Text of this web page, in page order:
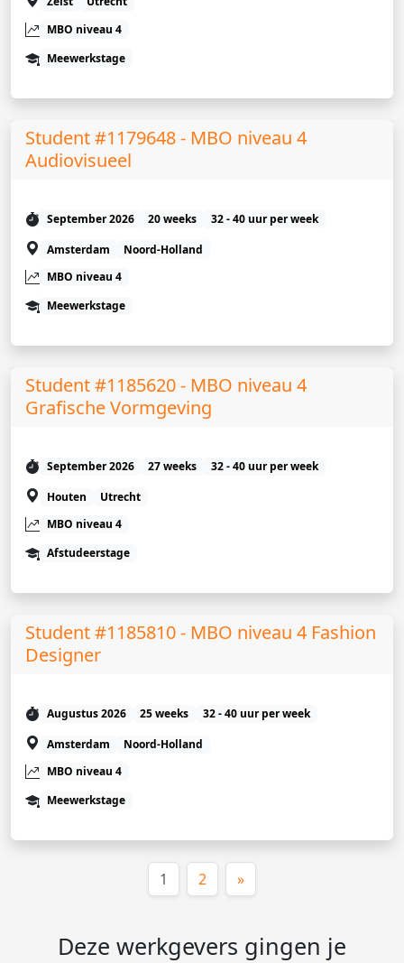
MBO niveau 4
Meewerkstage
Student #1179648 - MBO niveau 4
Audiovisueel
September 2026 20 weeks
32 - 40 uur per week
Amsterdam
Noord-Holland
MBO niveau 4
Meewerkstage
Student #1185620 - MBO niveau 4
Grafische Vormgeving
September 2026 27 weeks
32 - 40 uur per week
Houten
Utrecht
MBO niveau 4
Afstudeerstage
Student #1185810 - MBO niveau 4 Fashion
Designer
Augustus 2026 25 weeks
32 - 40 uur per week
Amsterdam
Noord-Holland
MBO niveau 4
Meewerkstage
1 (huidige)
2 »
Deze werkgevers gingen je